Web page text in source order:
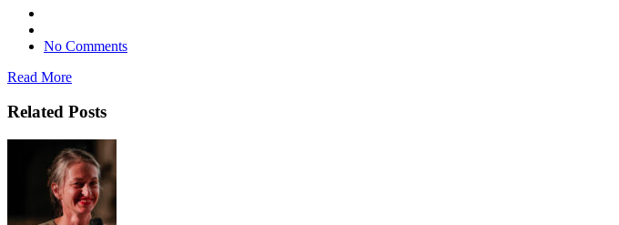
No Comments
Read More
Related Posts